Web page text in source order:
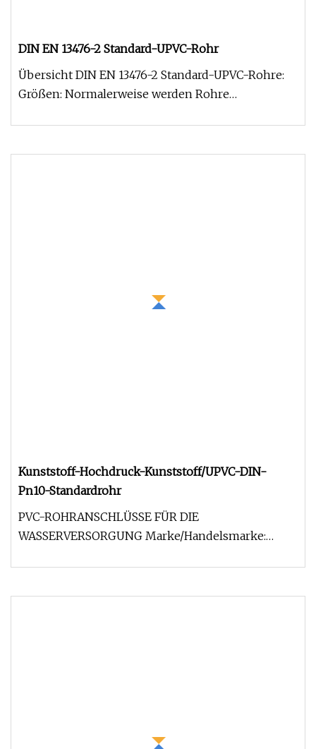
DIN EN 13476-2 Standard-UPVC-Rohr
Übersicht DIN EN 13476-2 Standard-UPVC-Rohre:
Größen: Normalerweise werden Rohre
Kunststoff-Hochdruck-Kunststoff/UPVC-DIN-
Pn10-Standardrohr
PVC-ROHRANSCHLÜSSE FÜR DIE
WASSERVERSORGUNG Marke/Handelsmarke: